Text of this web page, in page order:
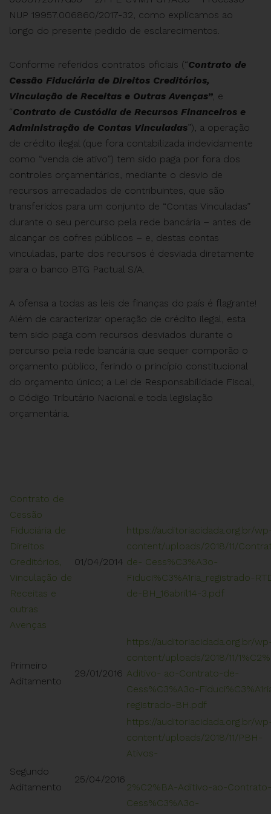
NUP 19957.006860/2017-32, como explicamos ao
longo do presente pedido de esclarecimentos.
Conforme referidos contratos oficiais (“Contrato de
Cessão Fiduciária de Direitos Creditórios,
Vinculação de Receitas e Outras Avenças”, e
“Contrato de Custódia de Recursos Financeiros e
Administração de Contas Vinculadas”), a operação
de crédito ilegal (que fora contabilizada indevidamente
como “venda de ativo”) tem sido paga por fora dos
controles orçamentários, mediante o desvio de
recursos arrecadados de contribuintes, que são
transferidos para um conjunto de “Contas Vinculadas”
durante o seu percurso pela rede bancária – antes de
alcançar os cofres públicos – e, destas contas
vinculadas, parte dos recursos é desviada diretamente
para o banco BTG Pactual S/A.
A ofensa a todas as leis de finanças do país é flagrante!
Além de caracterizar operação de crédito ilegal, esta
tem sido paga com recursos desviados durante o
percurso pela rede bancária que sequer comporão o
orçamento público, ferindo o princípio constitucional
do orçamento único; a Lei de Responsabilidade Fiscal,
o Código Tributário Nacional e toda legislação
orçamentária.
Contrato de
Cessão
Fiduciária de
Direitos
Creditórios,
Vinculação de
Receitas e
outras
Avenças
01/04/2014
https://auditoriacidada.org.br/
content/uploads/2018/11/
de- Cess%C3%A3o-
Fiduci%C3%A1ria_registrado-
de-BH_16abril14-3.pdf
Primeiro
Aditamento
29/01/2016
https://auditoriacidada.org.br/
content/uploads/2018/11/
Aditivo- ao-Contrato-de-
Cess%C3%A3o-
registrado-BH.pdf
Segundo
Aditamento
25/04/2016
https://auditoriacidada.org.br/
content/uploads/2018/11/PBH-
Ativos-
2%C2%BA-Aditivo-ao-
Cess%C3%A3o-